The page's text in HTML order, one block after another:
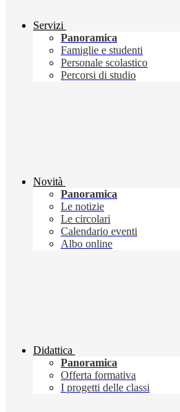
Servizi
Panoramica
Famiglie e studenti
Personale scolastico
Percorsi di studio
Novità
Panoramica
Le notizie
Le circolari
Calendario eventi
Albo online
Didattica
Panoramica
Offerta formativa
I progetti delle classi